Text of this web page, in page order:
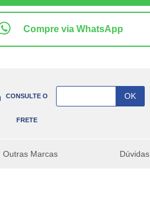
CONSULTE O
FRETE
Outras Marcas Dúvidas